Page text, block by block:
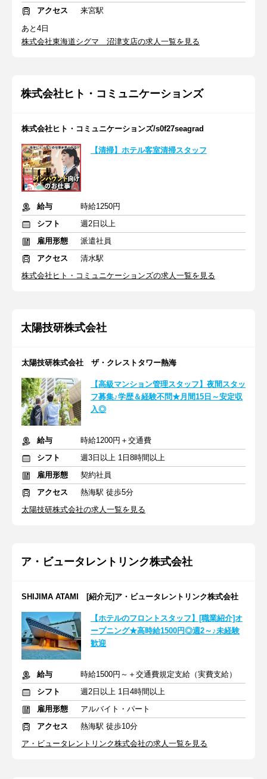
アクセス
来宮駅
あと4日
株式会社東海道シグマ 沼津支店の求人一覧を見る
株式会社ヒト・コミュニケーションズ
株式会社ヒト・コミュニケーションズ/s0f27seagrad
【清掃】ホテル客室清掃スタッフ
給与
時給1250円
シフト
週2日以上
雇用形態
派遣社員
アクセス
清水駅
株式会社ヒト・コミュニケーションズの求人一覧を見る
太陽技研株式会社
太陽技研株式会社 ザ・クレストタワー熱海
【高級マンション管理スタッフ】夜間スタッ
フ募集♪学歴＆経験不問★月間15日～安定収
入◎
給与
時給1200円＋交通費
シフト
週3日以上 1日8時間以上
雇用形態
契約社員
アクセス
熱海駅 徒歩5分
太陽技研株式会社の求人一覧を見る
ア・ビュータレントリンク株式会社
SHIJIMA ATAMI [紹介元]ア・ビュータレントリンク株式会社
【ホテルのフロントスタッフ】[職業紹介]オ
ープニング★高時給1500円◎週2～♪未経験
歓迎
給与
時給1500円～＋交通費規定支給（実費支給）
シフト
週2日以上 1日4時間以上
雇用形態
アルバイト・パート
アクセス
熱海駅 徒歩10分
ア・ビュータレントリンク株式会社の求人一覧を見る